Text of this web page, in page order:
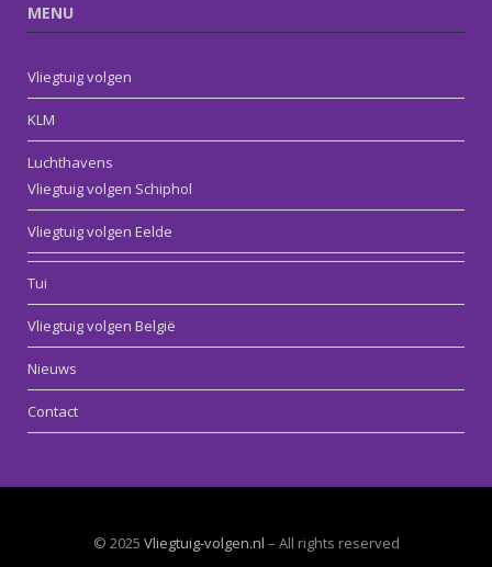
MENU
Vliegtuig volgen
KLM
Luchthavens
Vliegtuig volgen Schiphol
Vliegtuig volgen Eelde
Tui
Vliegtuig volgen België
Nieuws
Contact
© 2025 Vliegtuig-volgen.nl – All rights reserved